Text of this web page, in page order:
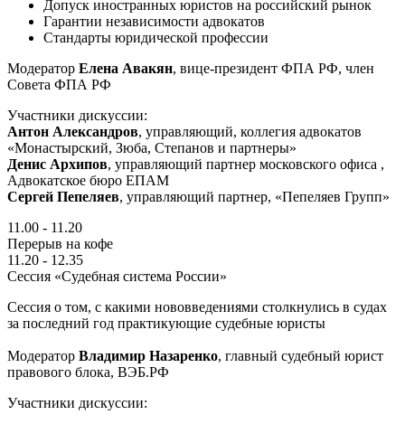
Допуск иностранных юристов на российский рынок
Гарантии независимости адвокатов
Стандарты юридической профессии
Модератор Елена Авакян, вице-президент ФПА РФ, член
Совета ФПА РФ
Участники дискуссии:
Антон Александров, управляющий, коллегия адвокатов
«Монастырский, Зюба, Степанов и партнеры»
Денис Архипов, управляющий партнер московского офиса ,
Адвокатское бюро ЕПАМ
Сергей Пепеляев, управляющий партнер, «Пепеляев Групп»
11.00 - 11.20
Перерыв на кофе
11.20 - 12.35
Сессия «Судебная система России»
Сессия о том, с какими нововведениями столкнулись в судах
за последний год практикующие судебные юристы
Модератор Владимир Назаренко, главный судебный юрист
правового блока, ВЭБ.РФ
Участники дискуссии: